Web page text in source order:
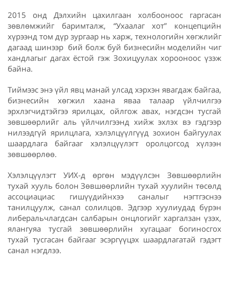
2015 онд Дэлхийн цахилгаан холбооноос гаргасан
зөвлөмжийг баримталж, “Ухаалаг хот” концепцийн
хүрээнд том дүр зургаар нь харж, технологийн хөгжлийг
дагаад шинээр бий болж буй бизнесийн моделийн чиг
хандлагыг дагах ёстой гэж Зохицуулах хорооноос үзэж
байна.
Тиймээс энэ үйл явц манай улсад хэрхэн явагдаж байгаа,
бизнесийн хөгжил хаана яваа талаар үйлчилгээ
эрхлэгчидтэйгээ ярилцах, ойлгож авах, нэгдсэн тусгай
зөвшөөрлийг аль үйлчилгээнд хийж эхлэх вэ гэдгээр
нилээдгүй ярилцлага, хэлэлцүүлгүүд зохион байгуулах
шаардлага байгааг хэлэлцүүлэгт оролцогсод хүлээн
зөвшөөрлөө.
Хэлэлцүүлэгт УИХ-д өргөн мэдүүлсэн Зөвшөөрлийн
тухай хууль болон Зөвшөөрлийн тухай хуулийн төсөлд
ассоциациас гишүүдийнхээ саналыг нэгтгэснээ
танилцуулж, санал солилцов. Эдгээр хуулиудад бүрэн
либеральчлагдсан салбарын онцлогийг харгалзан үзэх,
ялангуяа тусгай зөвшөөрлийн хугацааг богиносгох
тухай тусгасан байгааг эсэргүүцэх шаардлагатай гэдэгт
санал нэгдлээ.